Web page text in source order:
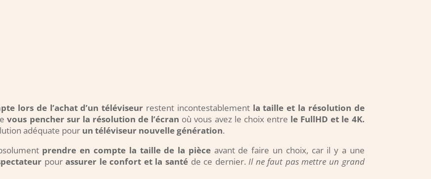
lors de l’achat d’un téléviseur restent incontestablement la taille et la résolution de
vous pencher sur la résolution de l’écran où vous avez le choix entre le FullHD et le 4K.
adéquate pour un téléviseur nouvelle génération.
prendre en compte la taille de la pièceavant de faire un choix, car il y a une
pourassurer le confort et la santéde ce dernier.Il ne faut pas mettre un grand